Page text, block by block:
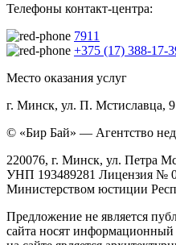
Телефоны контакт-центра:
7911
+375 (17) 388-17-
Место оказания услуг
г. Минск, ул. П. Мстиславца,
© «Бир Бай» — Агентство
220076, г. Минск, ул. Петра
УНП 193489281 Лицензия №
Министерством юстиции
Предложение не является
сайта носят